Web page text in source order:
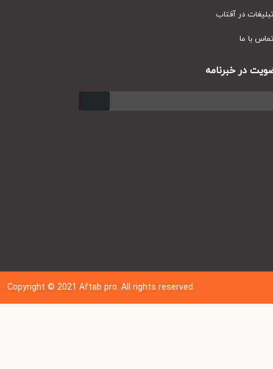
در آفتاب
با ما
در خبرنامه
Copyright © 202 1Aftab pro. All rights reserved.